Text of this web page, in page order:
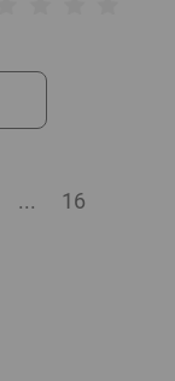
... 16